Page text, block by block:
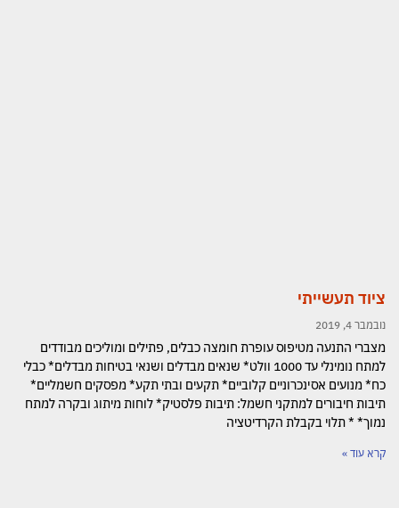
ציוד תעשייתי
נובמבר 4, 2019
מצברי התנעה מטיפוס עופרת חומצה כבלים, פתילים ומוליכים מבודדים
למתח נומינלי עד 1000 וולט* שנאים מבדלים ושנאי בטיחות מבדלים* כבלי
כח* מנועים אסינכרוניים קלוביים* תקעים ובתי תקע* מפסקים חשמליים*
תיבות חיבורים למתקני חשמל: תיבות פלסטיק* לוחות מיתוג ובקרה למתח
נמוך* * תלוי בקבלת הקרדיטציה
קרא עוד »